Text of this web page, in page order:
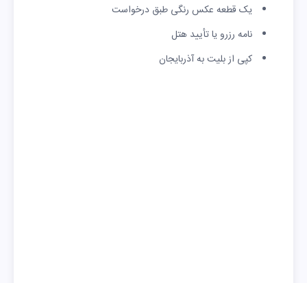
یک قطعه عکس رنگی طبق درخواست
نامه رزرو یا تأیید هتل
کپی از بلیت به آذربایجان